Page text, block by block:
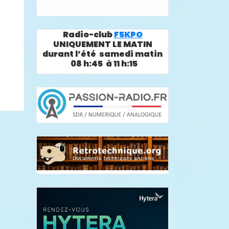
Radio-clubF5KPO
UNIQUEMENT LE MATIN
durant l’été samedi matin
08 h:45 à 11 h:15